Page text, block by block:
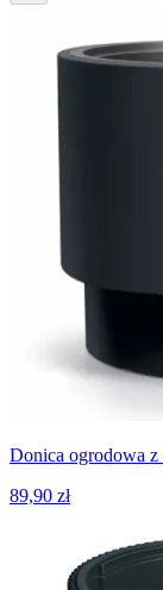
Donica ogrodowa
89,90 zł